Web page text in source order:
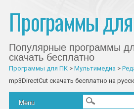
Программы
Популярные программы
скачать бесплатно
Программы для ПК> Мультимедиа >
mp3DirectCut скачать бесплатно на
Главное меню
Skip to content
Menu